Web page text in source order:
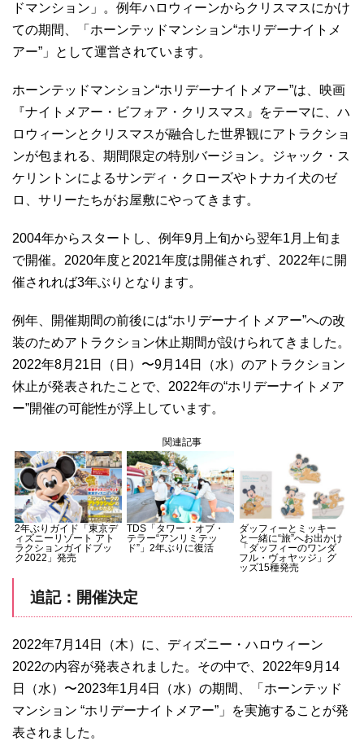
ドマンション」。例年ハロウィーンからクリスマスにかけ
ての期間、「ホーンテッドマンション“ホリデーナイトメ
アー”」として運営されています。
ホーンテッドマンション“ホリデーナイトメアー”は、映画
『ナイトメアー・ビフォア・クリスマス』をテーマに、ハ
ロウィーンとクリスマスが融合した世界観にアトラクショ
ンが包まれる、期間限定の特別バージョン。ジャック・ス
ケリントンによるサンディ・クローズやトナカイ犬のゼ
ロ、サリーたちがお屋敷にやってきます。
2004年からスタートし、例年9月上旬から翌年1月上旬ま
で開催。2020年度と2021年度は開催されず、2022年に開
催されれば3年ぶりとなります。
例年、開催期間の前後には“ホリデーナイトメアー”への改
装のためアトラクション休止期間が設けられてきました。
2022年8月21日（日）〜9月14日（水）のアトラクション
休止が発表されたことで、2022年の“ホリデーナイトメア
ー”開催の可能性が浮上しています。
関連記事
2年ぶりガイド「東京デ
ィズニーリゾート アト
ラクションガイドブッ
ク2022」発売
TDS「タワー・オブ・
テラー“アンリミテッ
ド”」2年ぶりに復活
ダッフィーとミッキー
と一緒に“旅”へお出かけ
「ダッフィーのワンダ
フル・ヴォヤッジ」グ
ッズ15種発売
追記：開催決定
2022年7月14日（木）に、ディズニー・ハロウィーン
2022の内容が発表されました。その中で、2022年9月14
日（水）〜2023年1月4日（水）の期間、「ホーンテッド
マンション “ホリデーナイトメアー”」を実施することが発
表されました。